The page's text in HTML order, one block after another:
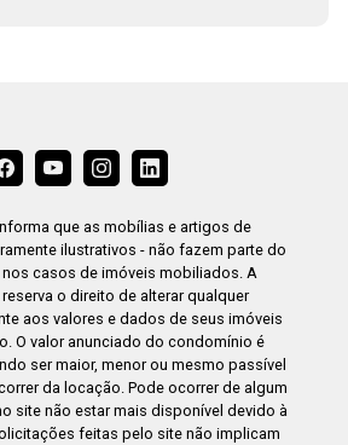
que as mobílias e artigos de
ilustrativos - não fazem parte do
casos de imóveis mobiliados. A
o direito de alterar qualquer
aos valores e dados de seus imóveis
O valor anunciado do condomínio é
ser maior, menor ou mesmo passível
da locação. Pode ocorrer de algum
site não estar mais disponível devido à
feitas pelo site não implicam